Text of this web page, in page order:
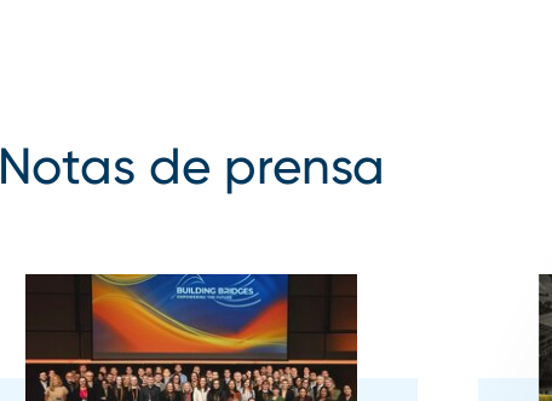
Notas de prensa